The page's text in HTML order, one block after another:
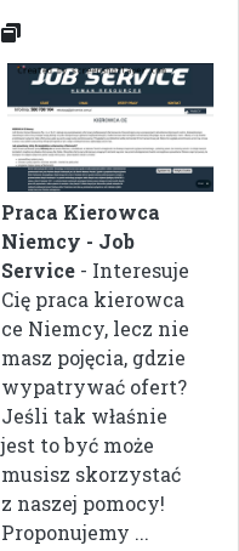
Praca Kierowca
Niemcy - Job
Service - Interesuje
Cię praca kierowca
ce Niemcy, lecz nie
masz pojęcia, gdzie
wypatrywać ofert?
Jeśli tak właśnie
jest to być może
musisz skorzystać
z naszej pomocy!
Proponujemy ...